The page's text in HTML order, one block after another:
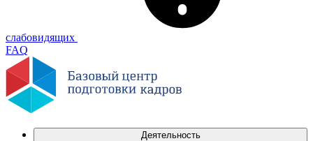
слабовидящих
FAQ
Деятельность